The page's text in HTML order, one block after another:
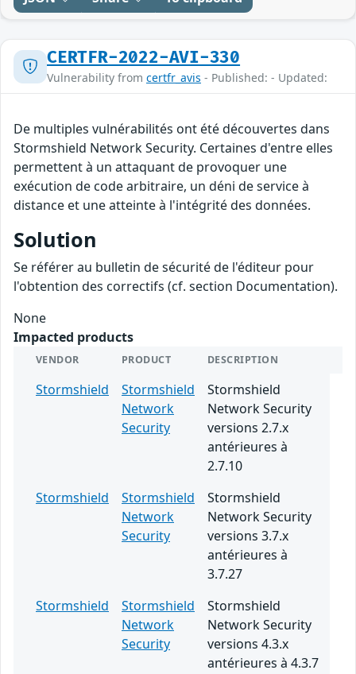
CERTFR-2022-AVI-330
Vulnerability from certfr_avis - Published: - Updated:
De multiples vulnérabilités ont été découvertes dans
Stormshield Network Security. Certaines d'entre elles
permettent à un attaquant de provoquer une
exécution de code arbitraire, un déni de service à
distance et une atteinte à l'intégrité des données.
Solution
Se référer au bulletin de sécurité de l'éditeur pour
l'obtention des correctifs (cf. section Documentation).
None
Impacted products
VENDOR PRODUCT DESCRIPTION
Stormshield
Stormshield
Network
Security
Stormshield
Network Security
versions 2.7.x
antérieures à
2.7.10
Stormshield
Stormshield
Network
Security
Stormshield
Network Security
versions 3.7.x
antérieures à
3.7.27
Stormshield
Stormshield
Network
Security
Stormshield
Network Security
versions 4.3.x
antérieures à 4.3.7